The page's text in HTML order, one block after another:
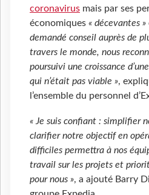
coronavirus mais par ses
économiques « décevantes »
demandé conseil auprès de
travers le monde, nous
poursuivi une croissance
qui n’était pas viable »,
l’ensemble du personnel
« Je suis confiant : simplifier
clarifier notre objectif en
difficiles permettra à nos
travail sur les projets et
pour nous », a ajouté Barry